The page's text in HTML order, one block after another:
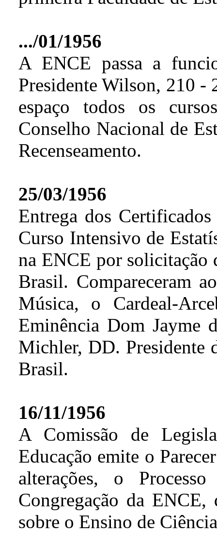
.../01/1956
A ENCE passa a
Presidente Wilson, 210 -
espaço todos os
Conselho Nacional de
Recenseamento.
25/03/1956
Entrega dos
Curso Intensivo de
na ENCE por solicitação
Brasil. Compareceram
Música, o Cardeal-
Eminência Dom Jayme
Michler, DD. Presidente
Brasil.
16/11/1956
A Comissão de
Educação emite o
alterações, o
Congregação da
sobre o Ensino de